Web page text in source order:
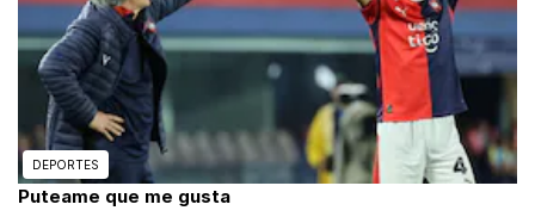
DEPORTES
Puteame que me gusta